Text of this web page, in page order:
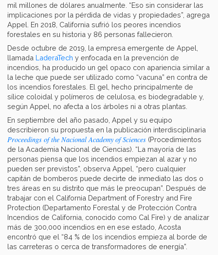
mil millones de dólares anualmente. “Eso sin considerar las
implicaciones por la pérdida de vidas y propiedades”, agrega
Appel. En 2018, California sufrió los peores incendios
forestales en su historia y 86 personas fallecieron.
Desde octubre de 2019, la empresa emergente de Appel,
llamada LaderaTech y enfocada en la prevención de
incendios, ha producido un gel opaco con apariencia similar a
la leche que puede ser utilizado como “vacuna” en contra de
los incendios forestales. El gel, hecho principalmente de
sílice coloidal y polímeros de celulosa, es biodegradable y,
según Appel, no afecta a los árboles ni a otras plantas.
En septiembre del año pasado, Appel y su equipo
describieron su propuesta en la publicación interdisciplinaria
Proceedings of the Nacional Academy of Sciences (Procedimientos
de la Academia Nacional de Ciencias). “La mayoría de las
personas piensa que los incendios empiezan al azar y no
pueden ser previstos”, observa Appel, “pero cualquier
capitán de bomberos puede decirte de inmediato las dos o
tres áreas en su distrito que más le preocupan”. Después de
trabajar con el California Department of Forestry and Fire
Protection (Departamento Forestal y de Protección Contra
Incendios de California, conocido como Cal Fire) y de analizar
más de 300,000 incendios en en ese estado, Acosta
encontró que el “84 % de los incendios empieza al borde de
las carreteras o cerca de transformadores de energía”.